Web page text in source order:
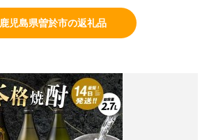
鹿児島県曽於市の返礼品